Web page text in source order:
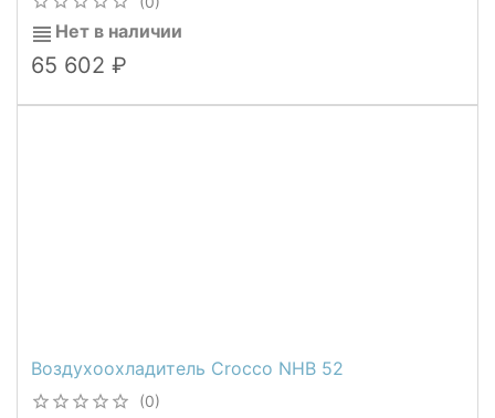
Нет в наличии
65 602
Воздухоохладитель Crocco NHB 52
(0)